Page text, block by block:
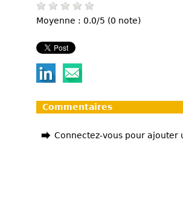
Moyenne : 0.0/5 (0 note)
Commentaires
Connectez-vous pour ajouter